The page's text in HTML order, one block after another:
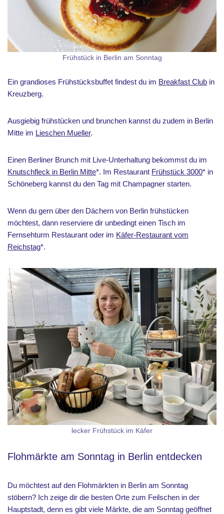
Frühstück in Berlin am Sonntag
Ein grandioses Frühstücksbuffet findest du im Breakfast Club in
Kreuzberg.
Ausgiebig frühstücken und brunchen kannst du zudem in Berlin
Mitte im Lieschen Mueller.
Einen Berliner Brunch mit Live-Unterhaltung bekommst du im
Knutschfleck in Berlin Mitte*. Im Restaurant Frühstück 3000* in
Schöneberg kannst du den Tag mit Champagner starten.
Wenn du gern über den Dächern von Berlin frühstücken
möchtest, dann reserviere dir unbedingt einen Tisch im
Fernsehturm Restaurant oder im Käfer-Restaurant vom
Reichstag*.
lecker Frühstück im Käfer
Flohmärkte am Sonntag in Berlin entdecken
Du möchtest auf den Flohmärkten in Berlin am Sonntag
stöbern? Ich zeige dir die besten Orte zum Feilschen in der
Hauptstadt, denn es gibt viele Märkte, die am Sonntag geöffnet